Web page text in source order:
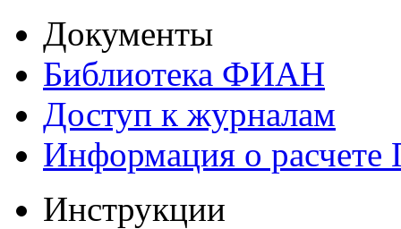
Документы
Библиотека ФИАН
Доступ к журналам
Информация о
Инструкции